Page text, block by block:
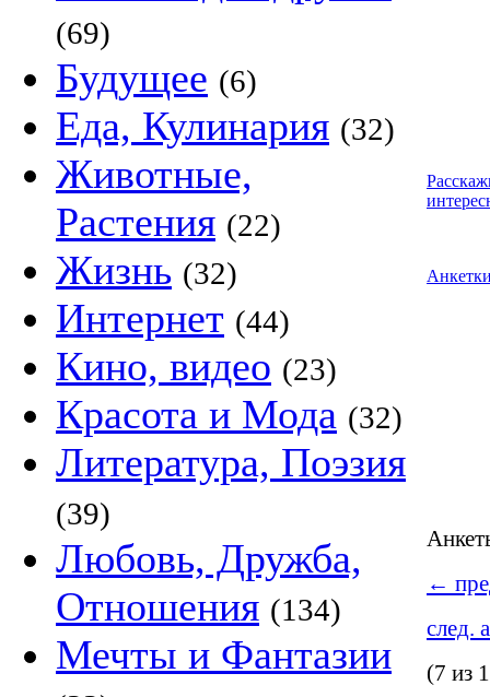
(69)
Будущее (6)
Еда, Кулинария (32)
Животные,
Растения (22)
Жизнь (32)
Интернет (44)
Кино, видео (23)
Красота и Мода (32)
Литература, Поэзия
(39)
Любовь, Дружба,
Отношения (134)
Мечты и Фантазии
←
след.
(7 из